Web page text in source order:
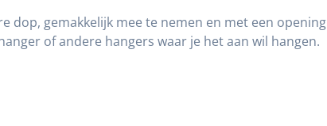
dop, gemakkelijk mee te nemen en met een opening
of andere hangers waar je het aan wil hangen.